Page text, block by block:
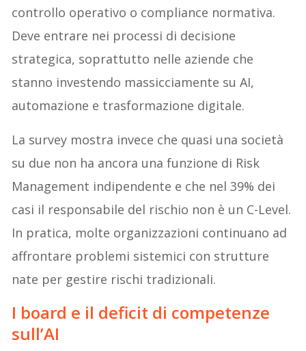
controllo operativo o compliance normativa.
Deve entrare nei processi di decisione
strategica, soprattutto nelle aziende che
stanno investendo massicciamente su AI,
automazione e trasformazione digitale.
La survey mostra invece che quasi una società
su due non ha ancora una funzione di Risk
Management indipendente e che nel 39% dei
casi il responsabile del rischio non è un C-Level.
In pratica, molte organizzazioni continuano ad
affrontare problemi sistemici con strutture
nate per gestire rischi tradizionali.
I board e il deficit di competenze
sull’AI